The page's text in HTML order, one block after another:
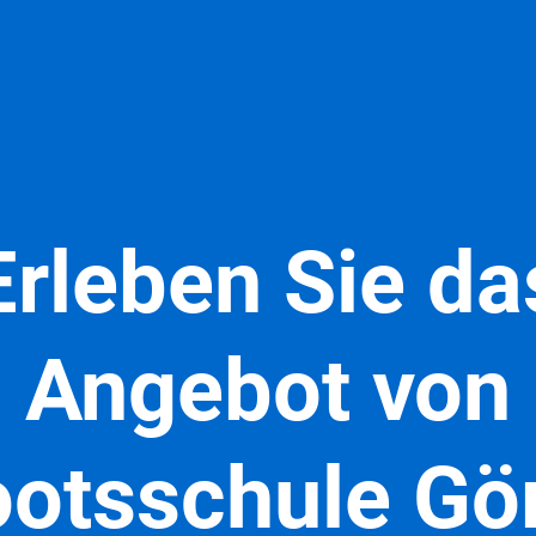
Sie
Angebot von